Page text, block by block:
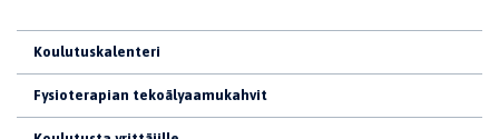
Koulutuskalenteri
Fysioterapian tekoälyaamukahvit